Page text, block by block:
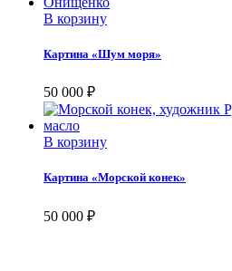
В корзину
Картина «Шум моря»
50 000 ₽
В корзину
Картина «Морской конек»
50 000 ₽